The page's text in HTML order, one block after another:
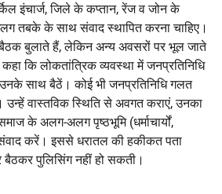
इंचार्ज, जिले के कप्तान, रेंज व जोन के
तबके के साथ संवाद स्थापित करना चाहिए।
बैठक बुलाते हैं, लेकिन अन्य अवसरों पर भूल जाते
कि लोकतांत्रिक व्यवस्था में जनप्रतिनिधि
साथ बैठें। कोई भी जनप्रतिनिधि गलत
उन्हें वास्तविक स्थिति से अवगत कराएं, उनका
के अलग-अलग पृष्ठभूमि (धर्माचार्यों,
संवाद करें। इससे धरातल की हकीकत पता
पुलिसिंग नहीं हो सकती।